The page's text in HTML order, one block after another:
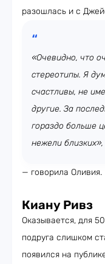
разошлась и с
«Очевидно, что
стереотипы. Я
счастливы, не
другие. За
гораздо больше
нежели близких»,
— говорила Оливия.
Киану Ривз
Оказывается, для
подруга слишком
появился на